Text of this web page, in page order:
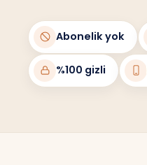
Abonelik yok
%100 gizli